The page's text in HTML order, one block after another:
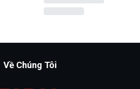
Về Chúng Tôi